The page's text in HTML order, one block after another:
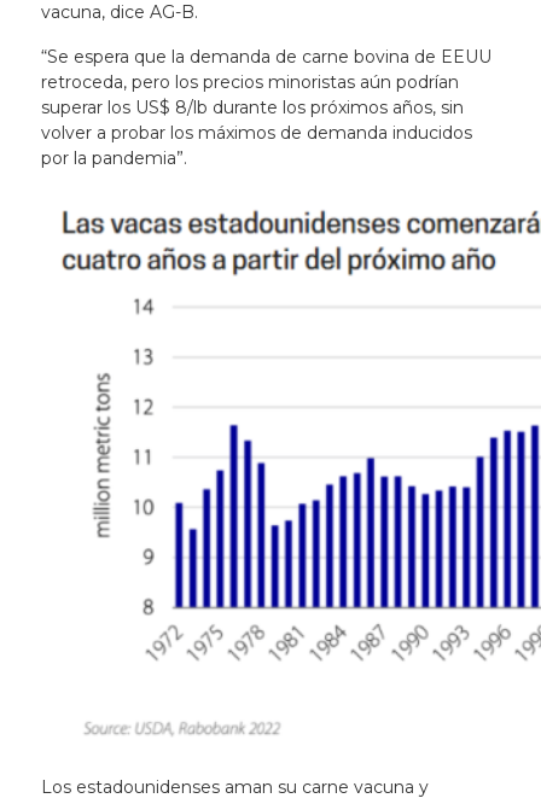
vacuna, dice AG-B.
“Se espera que la demanda de carne bovina de EEUU
retroceda, pero los precios minoristas aún podrían
superar los US$ 8/lb durante los próximos años, sin
volver a probar los máximos de demanda inducidos
por la pandemia”.
Los estadounidenses aman su carne vacuna y